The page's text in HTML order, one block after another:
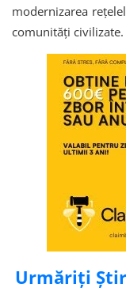
modernizarea
comunități civilizate.
Urmăriți